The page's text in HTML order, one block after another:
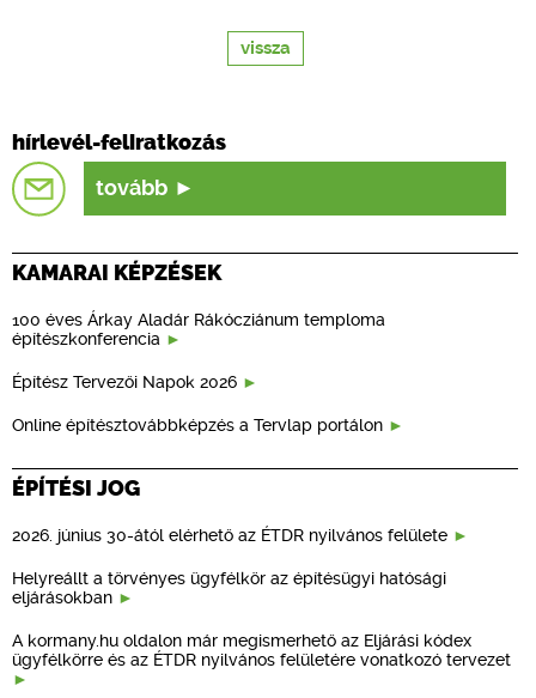
vissza
hírlevél-feliratkozás
tovább
KAMARAI KÉPZÉSEK
100 éves Árkay Aladár Rákócziánum temploma
építészkonferencia
Építész Tervezői Napok 2026
Online építésztovábbképzés a Tervlap portálon
ÉPÍTÉSI JOG
2026. június 30-ától elérhető az ÉTDR nyilvános felülete
Helyreállt a törvényes ügyfélkör az építésügyi hatósági
eljárásokban
A kormany.hu oldalon már megismerhető az Eljárási kódex
ügyfélkörre és az ÉTDR nyilvános felületére vonatkozó tervezet